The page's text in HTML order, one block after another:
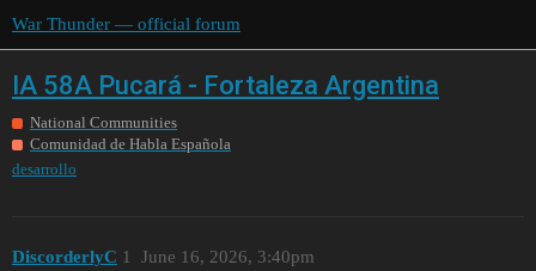
War Thunder — official forum
IA 58A Pucará - Fortaleza Argentina
National Communities
Comunidad de Habla Española
desarrollo
DiscorderlyC June 16, 2026, 3:40pm
1